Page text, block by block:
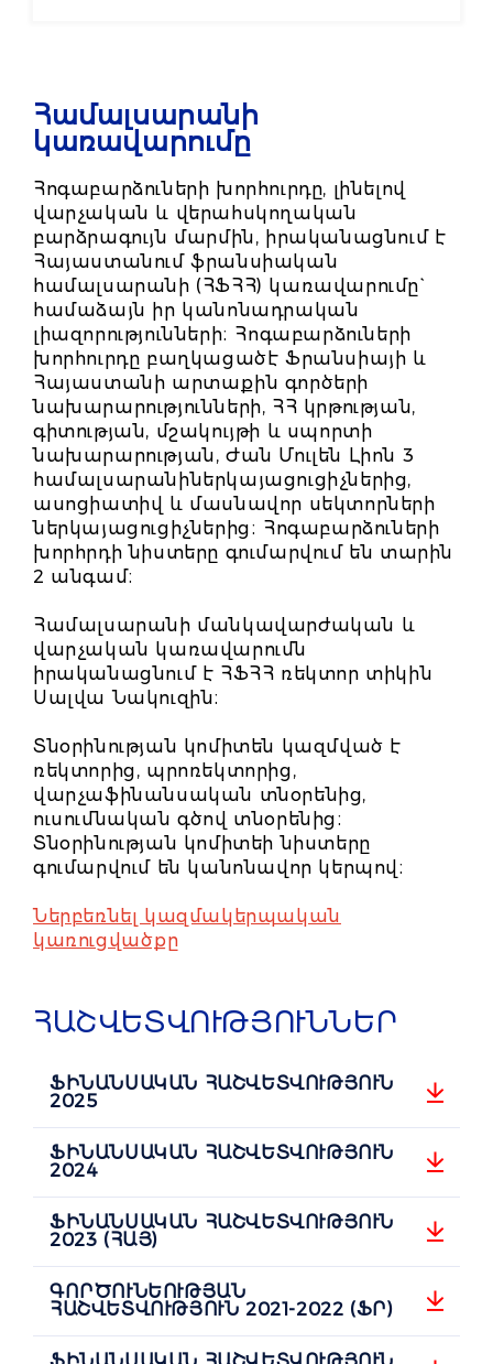
Համալսարանի
կառավարումը
Հոգաբարձուների խորհուրդը, լինելով
վարչական և վերահսկողական
բարձրագույն մարմին, իրականացնում է
Հայաստանում ֆրանսիական
համալսարանի (ՀՖՀՀ) կառավարումը`
համաձայն իր կանոնադրական
լիազորությունների։ Հոգաբարձուների
խորհուրդը բաղկացածէ Ֆրանսիայի և
Հայաստանի արտաքին գործերի
նախարարությունների, ՀՀ կրթության,
գիտության, մշակույթի և սպորտի
նախարարության, Ժան Մուլեն Լիոն 3
համալսարանիներկայացուցիչներից,
ասոցիատիվ և մասնավոր սեկտորների
ներկայացուցիչներից։ Հոգաբարձուների
խորհրդի նիստերը գումարվում են տարին
2 անգամ։
Համալսարանի մանկավարժական և
վարչական կառավարումն
իրականացնում է ՀՖՀՀ ռեկտոր տիկին
Սալվա Նակուզին։
Տնօրինության կոմիտեն կազմված է
ռեկտորից, պրոռեկտորից,
վարչաֆինանսական տնօրենից,
ուսումնական գծով տնօրենից։
Տնօրինության կոմիտեի նիստերը
գումարվում են կանոնավոր կերպով։
Ներբեռնել կազմակերպական
կառուցվածքը
ՀԱՇՎԵՏՎՈՒԹՅՈՒՆՆԵՐ
ՖԻՆԱՆՍԱԿԱՆ ՀԱՇՎԵՏՎՈՒԹՅՈՒՆ
2025
ՖԻՆԱՆՍԱԿԱՆ ՀԱՇՎԵՏՎՈՒԹՅՈՒՆ
2024
ՖԻՆԱՆՍԱԿԱՆ ՀԱՇՎԵՏՎՈՒԹՅՈՒՆ
2023 (ՀԱՅ)
ԳՈՐԾՈՒՆԵՈՒԹՅԱՆ
ՀԱՇՎԵՏՎՈՒԹՅՈՒՆ 2021-2022 (ՖՐ)